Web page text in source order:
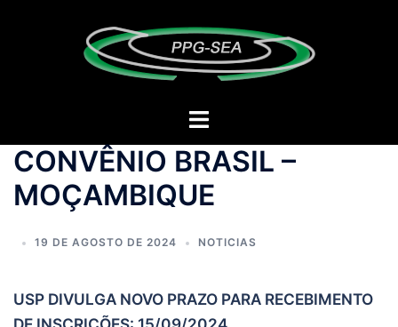
CONVÊNIO BRASIL –
MOÇAMBIQUE
19 DE AGOSTO DE 2024 NOTICIAS
USP DIVULGA NOVO PRAZO PARA RECEBIMENTO